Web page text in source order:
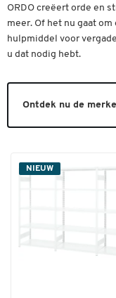
ORDO creëert orde en
meer. Of het nu gaat
hulpmiddel voor
u dat nodig hebt.
Ontdek nu de
NIEUW